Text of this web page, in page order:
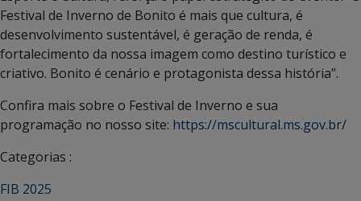
Festival de Inverno de Bonito é mais que cultura, é
desenvolvimento sustentável, é geração de renda, é
fortalecimento da nossa imagem como destino turístico e
criativo. Bonito é cenário e protagonista dessa história”.
Confira mais sobre o Festival de Inverno e sua
programação no nosso site: https://mscultural.ms.gov.br/
Categorias :
FIB 2025